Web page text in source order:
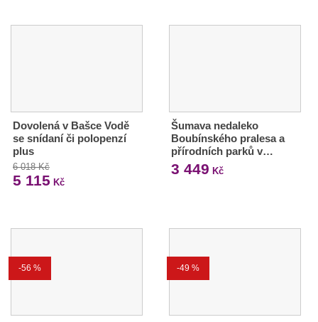
Dovolená v Bašce Vodě
se snídaní či polopenzí
plus
6 018 Kč
5 115 Kč
Šumava nedaleko
Boubínského pralesa a
přírodních parků v…
3 449 Kč
-56 % -49 %